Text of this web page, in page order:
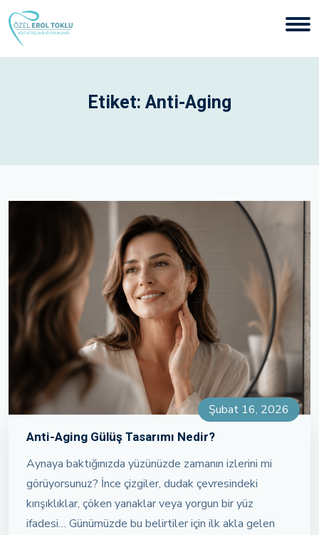
Etiket:Anti-Aging
Şubat 16, 2026
Anti-Aging Gülüş Tasarımı Nedir?
Aynaya baktığınızda yüzünüzde zamanın izlerini mi
görüyorsunuz? İnce çizgiler, dudak çevresindeki
kırışıklıklar, çöken yanaklar veya yorgun bir yüz
ifadesi… Günümüzde bu belirtiler için ilk akla gelen